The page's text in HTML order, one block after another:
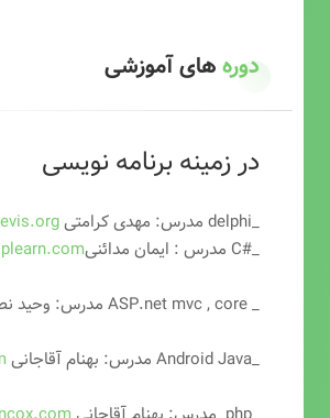
دورههای آموزشی
در زمینه برنامه نویسی
_delphi مدرس: مهدی کرامتی
_#C مدرس : ایمان مدائنی
_ ASP.net mvc , core مدرس: وحید نصیری
_Android Java مدرس: بهنام آقاجانی